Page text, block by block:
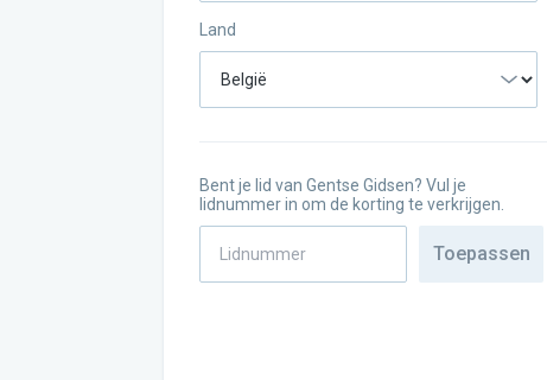
Land
Bent je lid van Gentse Gidsen? Vul je
lidnummer in om de korting te verkrijgen.
Toepassen